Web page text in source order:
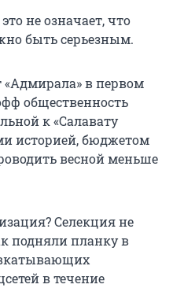
не означает, что
быть серьезным.
«Адмирала» в первом
общественность
к «Салавату
историей, бюджетом
весной меньше
Селекция не
подняли планку в
в течение